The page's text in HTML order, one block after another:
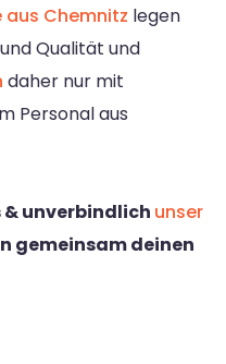
aus Chemnitz legen
Qualität und
daher nur mit
Personal aus
& unverbindlich unser
gemeinsam deinen